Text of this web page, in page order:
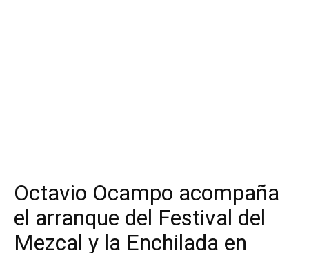
Octavio Ocampo acompaña
el arranque del Festival del
Mezcal y la Enchilada en